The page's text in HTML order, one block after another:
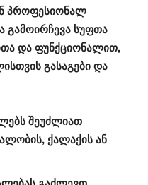
პროფესიონალ
სუფთა
და ფუნქციონალით,
გასაგები და
შეუძლიათ
ქალაქის ან